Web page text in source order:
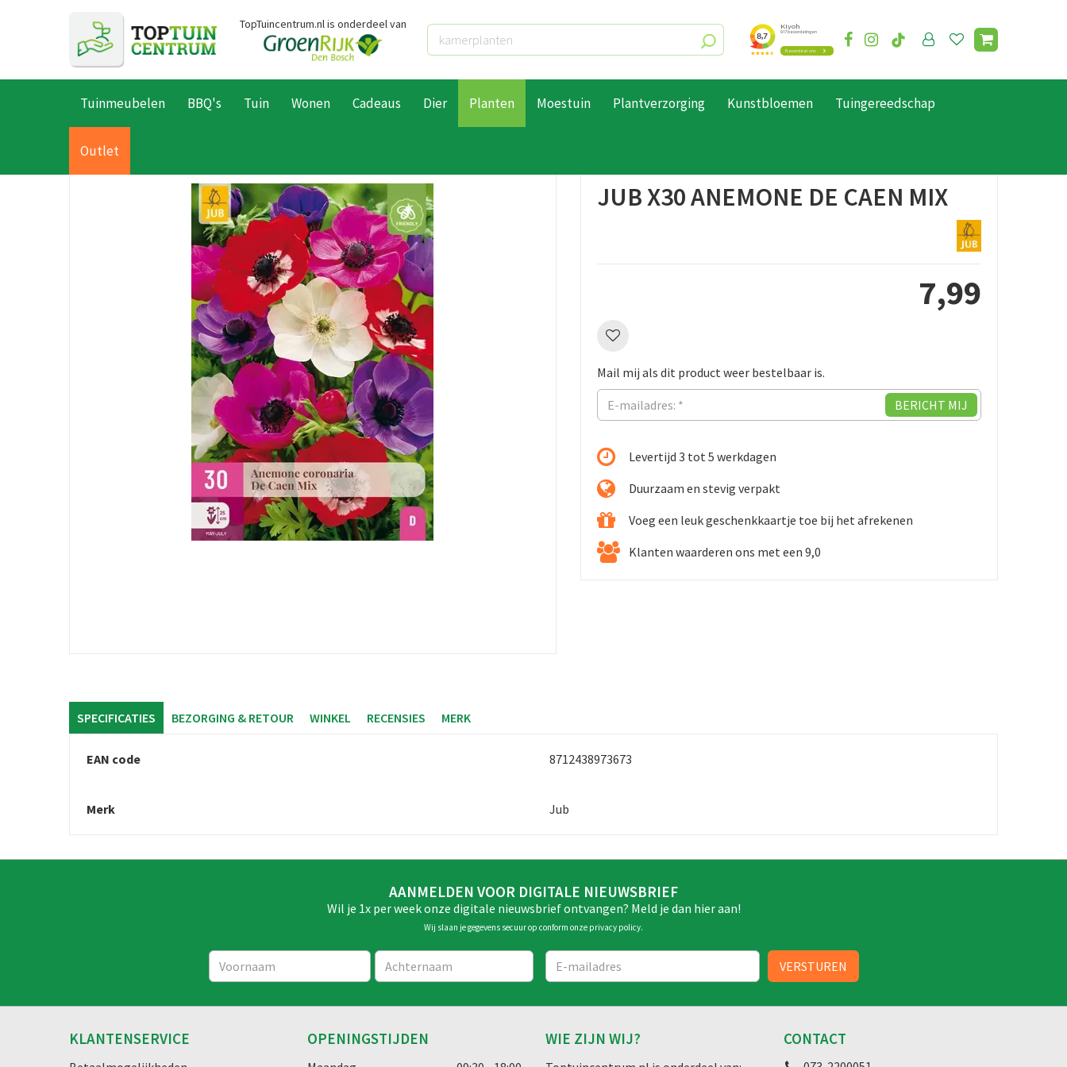
Home Producten
TopTuincentrum.nl is onderdeel van
Tuinmeubelen BBQ's Tuin Wonen Cadeaus Dier Planten Moestuin Plantverzorging Kunstbloemen Tuingereedschap
Outlet
JUB X30 ANEMONE DE CAEN MIX
7,99
Mail mij als dit product weer bestelbaar is.
Levertijd 3 tot 5 werkdagen
Duurzaam en stevig verpakt
Voeg een leuk geschenkkaartje toe bij het afrekenen
Klanten waarderen ons met een 9,0
SPECIFICATIES BEZORGING & RETOUR WINKEL RECENSIES MERK
EAN code 8712438973673
Merk Jub
AANMELDEN VOOR DIGITALE NIEUWSBRIEF
Wil je 1x per week onze digitale nieuwsbrief ontvangen? Meld je dan hier aan!
Wij slaan je gegevens secuur op conform onze privacy policy.
KLANTENSERVICE OPENINGSTIJDEN WIE ZIJN WIJ? CONTACT